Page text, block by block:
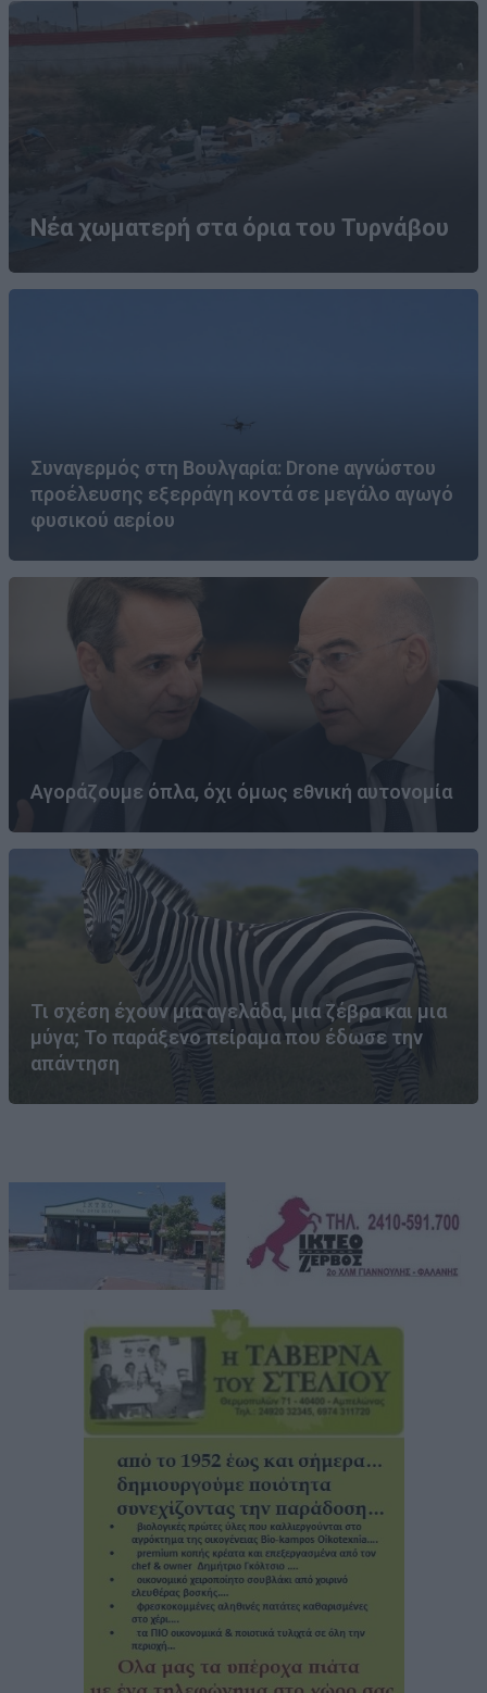
Νέα χωματερή στα όρια του Τυρνάβου
Συναγερμός στη Βουλγαρία: Drone αγνώστου
προέλευσης εξερράγη κοντά σε μεγάλο αγωγό
φυσικού αερίου
Αγοράζουμε όπλα, όχι όμως εθνική αυτονομία
Τι σχέση έχουν μια αγελάδα, μια ζέβρα και μια
μύγα; Το παράξενο πείραμα που έδωσε την
απάντηση